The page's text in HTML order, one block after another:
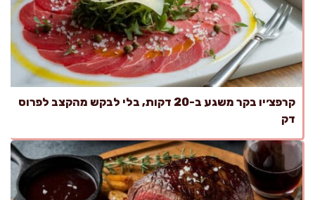
קרפצ׳יו בקר משגע ב-20 דקות, בלי לבקש מהקצב לפרוס
דק